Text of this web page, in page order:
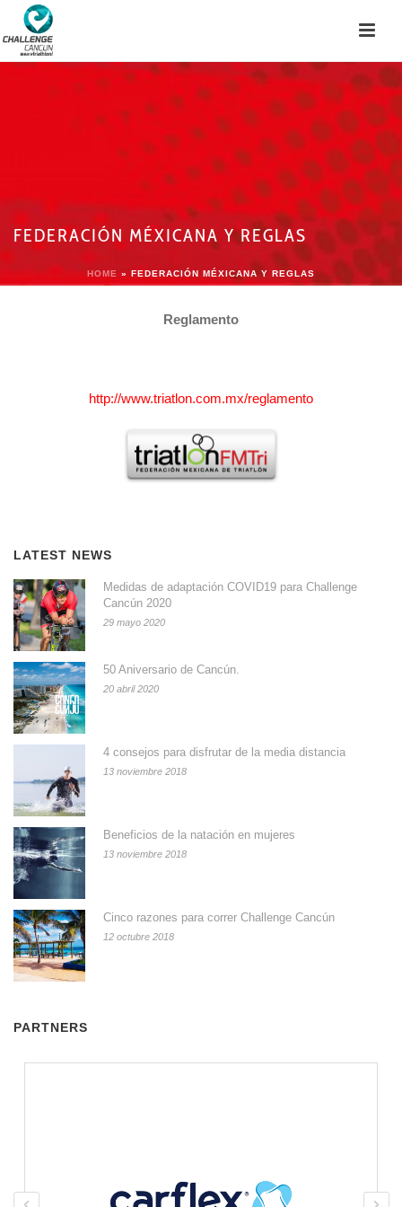
FEDERACIÓN MÉXICANA Y REGLAS
HOME » FEDERACIÓN MÉXICANA Y REGLAS
Reglamento
http://www.triatlon.com.mx/reglamento
LATEST NEWS
Medidas de adaptación COVID19 para Challenge
Cancún 2020
29 mayo 2020
50 Aniversario de Cancún.
20 abril 2020
4 consejos para disfrutar de la media distancia
13 noviembre 2018
Beneficios de la natación en mujeres
13 noviembre 2018
Cinco razones para correr Challenge Cancún
12 octubre 2018
PARTNERS